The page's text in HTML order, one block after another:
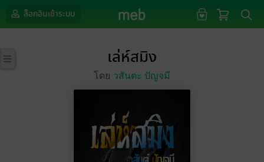
ล็อกอินเข้าระบบ
เล่ห์สมิง
โดย วสันตะ ปัญจมี